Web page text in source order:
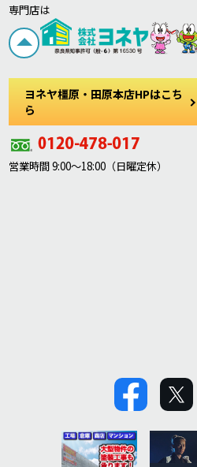
専門店は
ヨネヤ橿原・田原本店HPはこち
ら
営業時間 9:00～18:00（日曜定休）